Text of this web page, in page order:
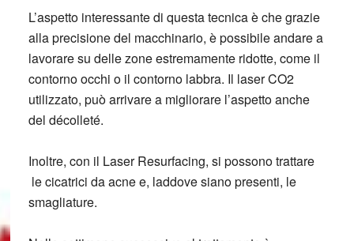
L’aspetto interessante di questa tecnica è che grazie
alla precisione del macchinario, è possibile andare a
lavorare su delle zone estremamente ridotte, come il
contorno occhi o il contorno labbra. Il laser CO2
utilizzato, può arrivare a migliorare l’aspetto anche
del décolleté.
Inoltre, con il Laser Resurfacing, si possono trattare
le cicatrici da acne e, laddove siano presenti, le
smagliature.